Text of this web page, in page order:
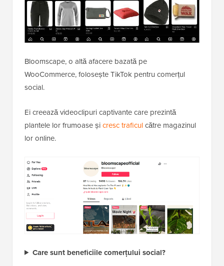
Bloomscape, o altă afacere bazată pe
WooCommerce, folosește TikTok pentru comerțul
social.
Ei creează videoclipuri captivante care prezintă
plantele lor frumoase șicresc traficulcătre magazinul
lor online.
Care sunt beneficiile comerțului social?